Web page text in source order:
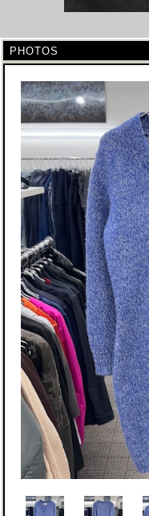
PHOTOS